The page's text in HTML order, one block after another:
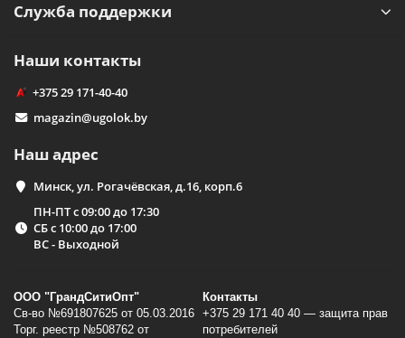
Служба поддержки
Наши контакты
+375 29 171-40-40
magazin@ugolok.by
Наш адрес
Минск, ул. Рогачёвская, д.16, корп.6
ПН-ПТ с 09:00 до 17:30
СБ с 10:00 до 17:00
ВС - Выходной
ООО "ГрандСитиОпт"
Св-во №691807625 от 05.03.2016
Торг. реестр №508762 от
Контакты
+375 29 171 40 40 — защита прав
потребителей